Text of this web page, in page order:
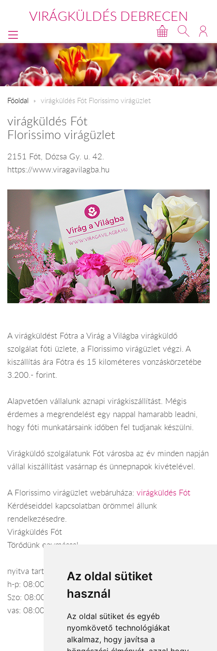
Az oldal sütiket
használ
Az oldal sütiket és egyéb
nyomkövető technológiákat
alkalmaz, hogy javítsa a
VIRÁGKÜLDÉS DEBRECEN
Főoldal virágküldés Fót Florissimo virágüzlet
virágküldés Fót
Florissimo virágüzlet
2151 Fót, Dózsa Gy. u. 42.
https://www.viragavilagba.hu
A virágküldést Fótra a Virág a Világba virágküldő
szolgálat fóti üzlete, a Florissimo virágüzlet végzi. A
kiszállítás ára Fótra és 15 kilométeres vonzáskörzetébe
3.200.- forint.
Alapvetően vállalunk aznapi virágkiszállítást. Mégis
érdemes a megrendelést egy nappal hamarabb leadni,
hogy fóti munkatársaink időben fel tudjanak készülni.
Virágküldő szolgálatunk Fót városba az év minden napján
vállal kiszállítást vasárnap és ünnepnapok kivételével.
A Florissimo virágüzlet webáruháza: virágküldés Fót
Kérdéseiddel kapcsolatban örömmel állunk
rendelkezésedre.
Virágküldés Fót
Törődünk egymással
nyitva tartás:
h-p: 08:00-18:00-18:00
Szo: 08:00-17:00
vas: 08:00-15:00